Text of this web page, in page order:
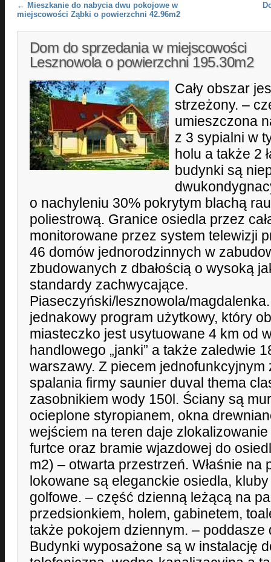
Post navigation
← Mieszkanie do nabycia dwu pokojowe w
miejscowości Ząbki o powierzchni 42.96m2
Dom do sprzedania w miejscowości
Lesznowola o powierzchni 195.30m2
Cały obszar
strzeżony. –
umieszczona
z 3 sypialni w
holu a także 2
budynki są
o nachyleniu 30% pokrytym blachą
poliestrową. Granice osiedla przez
monitorowane przez system telewizji
46 domów jednorodzinnych w
zbudowanych z dbałością o wysoką
standardy zachwycające.
Piaseczyński/lesznowola/
jednakowy program użytkowy, który
miasteczko jest usytuowane 4 km od
handlowego „janki” a także zaledwie
warszawy. Z piecem jednofunkcyjnym
spalania firmy saunier duval thema
zasobnikiem wody 150l. Ściany są
ocieplone styropianem, okna
wejściem na teren daje
furtce oraz bramie wjazdowej do
m2) – otwarta przestrzeń. Właśnie na
lokowane są eleganckie osiedla,
golfowe. – część dzienną leżącą na
przedsionkiem, holem, gabinetem,
także pokojem dziennym. – poddasze
Budynki wyposażone są w instalację